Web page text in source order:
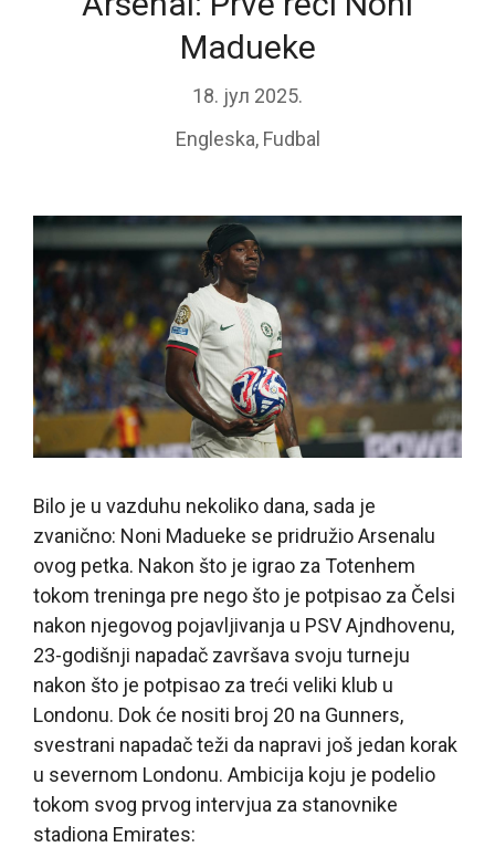
Madueke
18. јул 2025.
Engleska, Fudbal
Bilo je u vazduhu nekoliko dana, sada je
zvanično: Noni Madueke se pridružio Arsenalu
ovog petka. Nakon što je igrao za Totenhem
tokom treninga pre nego što je potpisao za Čelsi
nakon njegovog pojavljivanja u PSV Ajndhovenu,
23-godišnji napadač završava svoju turneju
nakon što je potpisao za treći veliki klub u
Londonu. Dok će nositi broj 20 na Gunners,
svestrani napadač teži da napravi još jedan korak
u severnom Londonu. Ambicija koju je podelio
tokom svog prvog intervjua za stanovnike
stadiona Emirates: